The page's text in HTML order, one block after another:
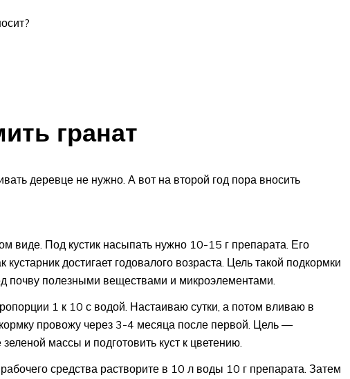
гранат
деревце не нужно. А вот на второй год пора вносить
виде. Под кустик насыпать нужно 10-15 г препарата. Его
кустарник достигает годовалого возраста. Цель такой подкормки
почву полезными веществами и микроэлементами.
1 к 10 с водой. Настаиваю сутки, а потом вливаю в
провожу через 3-4 месяца после первой. Цель —
массы и подготовить куст к цветению.
средства растворите в 10 л воды 10 г препарата. Затем